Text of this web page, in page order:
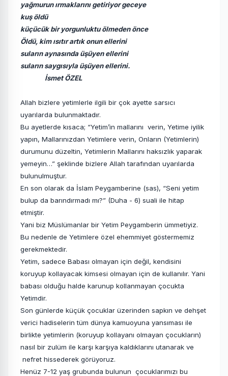
yağmurun ırmaklarını getiriyor geceye
kuş öldü
küçücük bir yorgunluktu ölmeden önce
Öldü, kim ısıtır artık onun ellerini
suların aynasında üşüyen ellerini
suların saygısıyla üşüyen ellerini.
İsmet ÖZEL
Allah bizlere yetimlerle ilgili bir çok ayette sarsıcı
uyarılarda bulunmaktadır.
Bu ayetlerde kısaca; “Yetim’in mallarını verin, Yetime iyilik
yapın, Mallarınızdan Yetimlere verin, Onların (Yetimlerin)
durumunu düzeltin, Yetimlerin Mallarını haksızlık yaparak
yemeyin…” şeklinde bizlere Allah tarafından uyarılarda
bulunulmuştur.
En son olarak da İslam Peygamberine (sas), “Seni yetim
bulup da barındırmadı mı?” (Duha - 6) suali ile hitap
etmiştir.
Yani biz Müslümanlar bir Yetim Peygamberin ümmetiyiz.
Bu nedenle de Yetimlere özel ehemmiyet göstermemiz
gerekmektedir.
Yetim, sadece Babası olmayan için değil, kendisini
koruyup kollayacak kimsesi olmayan için de kullanılır. Yani
babası olduğu halde karunup kollanmayan çocukta
Yetimdir.
Son günlerde küçük çocuklar üzerinden sapkın ve dehşet
verici hadiselerin tüm dünya kamuoyuna yansıması ile
birlikte yetimlerin (koruyup kollayanı olmayan çocukların)
nasıl bir zulüm ile karşı karşıya kaldıklarını utanarak ve
nefret hissederek görüyoruz.
Henüz 7-12 yaş grubunda bulunun çocuklarımızı bu